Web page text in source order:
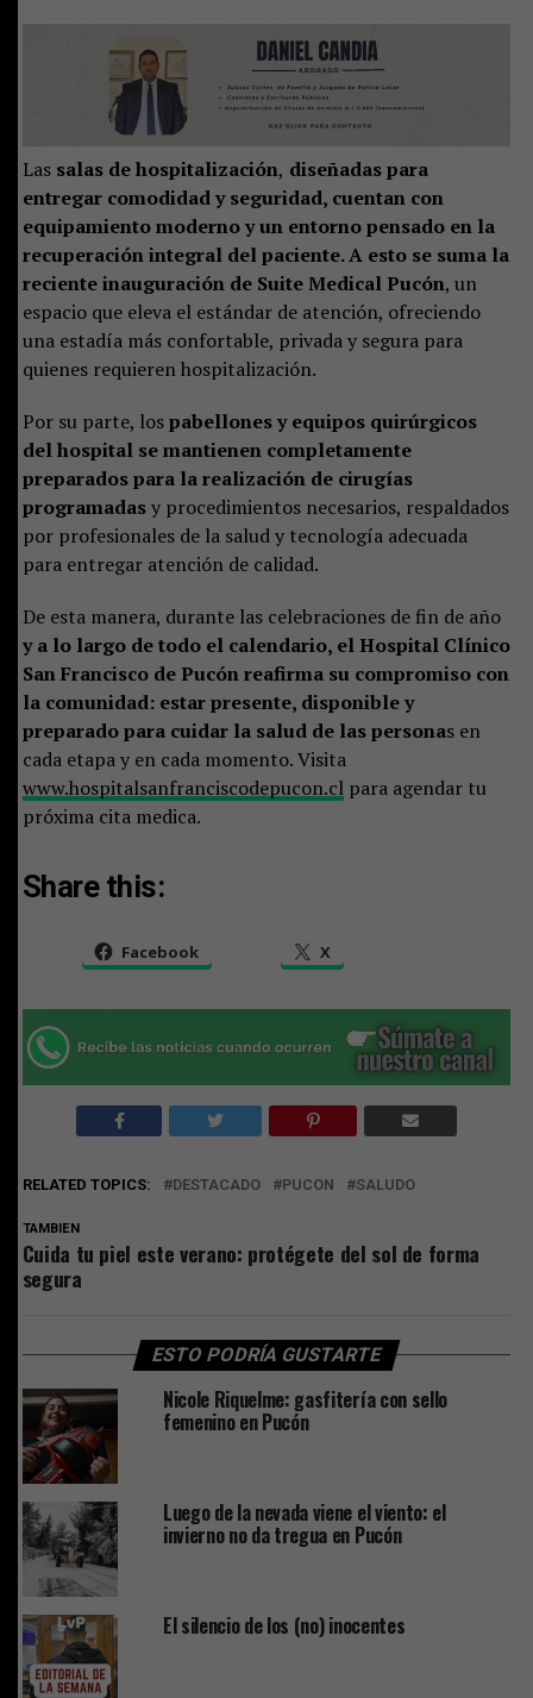
Las salas de hospitalización, diseñadas para
entregar comodidad y seguridad, cuentan con
equipamiento moderno y un entorno pensado en la
recuperación integral del paciente. A esto se suma la
reciente inauguración de Suite Medical Pucón, un
espacio que eleva el estándar de atención, ofreciendo
una estadía más confortable, privada y segura para
quienes requieren hospitalización.
Por su parte, lospabellones y equipos quirúrgicos
del hospital se mantienen completamente
preparados para la realización de cirugías
programadasy procedimientos necesarios, respaldados
por profesionales de la salud y tecnología adecuada
para entregar atención de calidad.
De esta manera, durante las celebraciones de fin de año
y a lo largo de todo el calendario, el Hospital Clínico
San Francisco de Pucón reafirma su compromiso con
la comunidad: estar presente, disponible y
preparado para cuidar la salud de las personas en
cada etapa y en cada momento. Visita
www.hospitalsanfranciscodepucon.clpara agendar tu
próxima cita medica.
Share this:
Facebook X
RELATED TOPICS: DESTACADO PUCON SALUDO
TAMBIEN
Cuida tu piel este verano: protégete del sol de forma
segura
ESTO PODRÍA GUSTARTE
Nicole Riquelme: gasfitería con sello
femenino en Pucón
Luego de la nevada viene el viento: el
invierno no da tregua en Pucón
El silencio de los (no) inocentes